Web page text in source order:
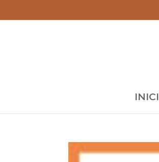
INICI